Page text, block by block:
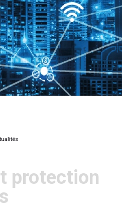
protection